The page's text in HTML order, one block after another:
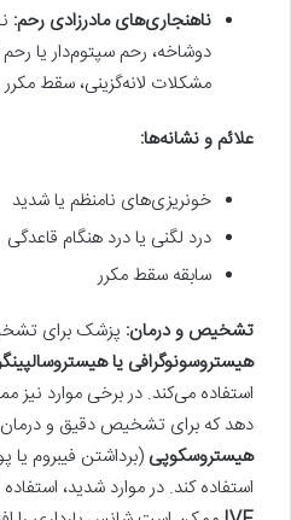
ناهنجاری‌های مادرزادی رحم:
دوشاخه، رحم سپتوم‌دار یا
مشکلات لانه‌گزینی، سقط
علائم و نشانه‌ها:
خونریزی‌های نامنظم یا شدید
درد لگنی یا درد هنگام قاعدگی
سابقه سقط مکرر
تشخیص و درمان: پزشک برای
هیستروسونوگرافی یا
استفاده می‌کند. در برخی موارد
دهد که برای تشخیص دقیق و درمان
هیستروسکوپی (برداشتن فیبروم
استفاده کند. در موارد شدید، استفاده